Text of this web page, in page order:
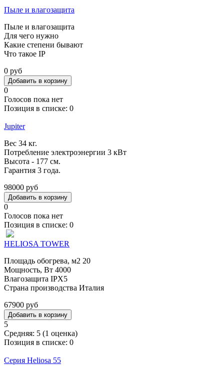
Пыле и влагозащита
Пыле и влагозащита
Для чего нужно
Какие степени бывают
Что такое IP
0 руб
0
Голосов пока нет
Позиция в списке: 0
Jupiter
Вес 34 кг.
Потребление электроэнергии 3 кВт
Высота - 177 см.
Гарантия 3 года.
98000 руб
0
Голосов пока нет
Позиция в списке: 0
HELIOSA TOWER
Площадь обогрева, м2 20
Мощность, Вт 4000
Влагозащита IPX5
Страна производства Италия
67900 руб
5
Средняя: 5 (1 оценка)
Позиция в списке: 0
Серия Heliosa 55